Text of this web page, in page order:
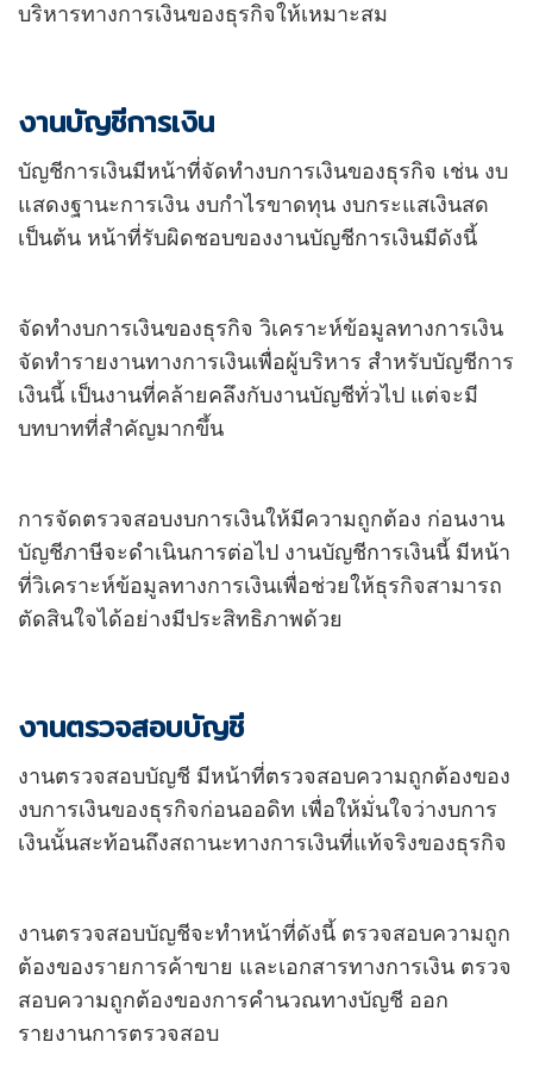
บริหารทางการเงินของธุรกิจให้เหมาะสม
งานบัญชีการเงิน
บัญชีการเงินมีหน้าที่จัดทำงบการเงินของธุรกิจ เช่น งบ
แสดงฐานะการเงิน งบกำไรขาดทุน งบกระแสเงินสด
เป็นต้น หน้าที่รับผิดชอบของงานบัญชีการเงินมีดังนี้
จัดทำงบการเงินของธุรกิจ วิเคราะห์ข้อมูลทางการเงิน
จัดทำรายงานทางการเงินเพื่อผู้บริหาร สำหรับบัญชีการ
เงินนี้ เป็นงานที่คล้ายคลึงกับงานบัญชีทั่วไป แต่จะมี
บทบาทที่สำคัญมากขึ้น
การจัดตรวจสอบงบการเงินให้มีความถูกต้อง ก่อนงาน
บัญชีภาษีจะดำเนินการต่อไป งานบัญชีการเงินนี้ มีหน้า
ที่วิเคราะห์ข้อมูลทางการเงินเพื่อช่วยให้ธุรกิจสามารถ
ตัดสินใจได้อย่างมีประสิทธิภาพด้วย
งานตรวจสอบบัญชี
งานตรวจสอบบัญชี มีหน้าที่ตรวจสอบความถูกต้องของ
งบการเงินของธุรกิจก่อนออดิท เพื่อให้มั่นใจว่างบการ
เงินนั้นสะท้อนถึงสถานะทางการเงินที่แท้จริงของธุรกิจ
งานตรวจสอบบัญชีจะทำหน้าที่ดังนี้ ตรวจสอบความถูก
ต้องของรายการค้าขาย และเอกสารทางการเงิน ตรวจ
สอบความถูกต้องของการคำนวณทางบัญชี ออก
รายงานการตรวจสอบ